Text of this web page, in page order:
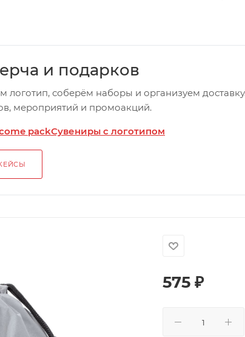
и подарков
соберём наборы и организуем
мероприятий и промоакций.
packСувениры с логотипом
575 ₽